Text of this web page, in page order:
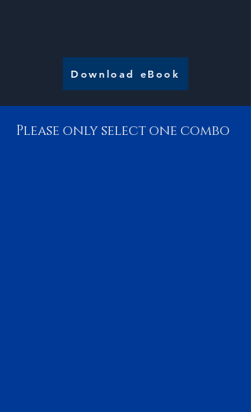
Download eBook
Please only select one combo